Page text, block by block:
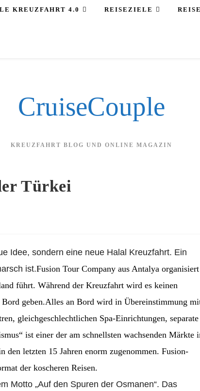
KREUZFAHRT 4.0 REISEZIELE
CruiseCouple
KREUZFAHRT BLOG UND ONLINE MAGAZIN
Türkei
Idee, sondern eine neue Halal Kreuzfahrt. Ein
ist.Fusion Tour Company aus Antalya organisiert
führt. Während der Kreuzfahrt wird es keinen
geben.Alles an Bord wird in Übereinstimmung
gleichgeschlechtlichen Spa-Einrichtungen, separate
ist einer der am schnellsten wachsenden Märkte
letzten 15 Jahren enorm zugenommen. Fusion-
der koscheren Reisen.
Motto „Auf den Spuren der Osmanen“. Das